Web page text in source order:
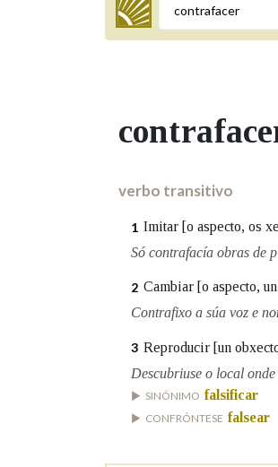
Termo a buscar
BUSCAR NOS LEMAS
Remata por
Contén
OUTRAS OPCIÓNS
verbo transitivo
1 Imitar [o aspecto, os
Só contrafacía obras de
2 Cambiar [o aspecto,
Contrafixo a súa voz e
3 Reproducir [un
Descubriuse o local
SINÓNIMO falsificar
CONFRÓNTESE falsear